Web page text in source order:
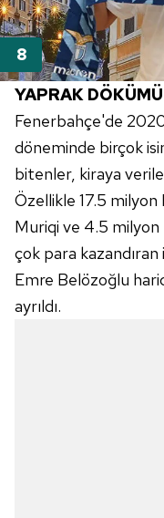
YAPRAK DÖKÜMÜ
Fenerbahçe'de
döneminde birçok
bitenler, kiraya
Özellikle 17.5
Muriqi ve 4.5 milyon
çok para
Emre Belözoğlu
ayrıldı.